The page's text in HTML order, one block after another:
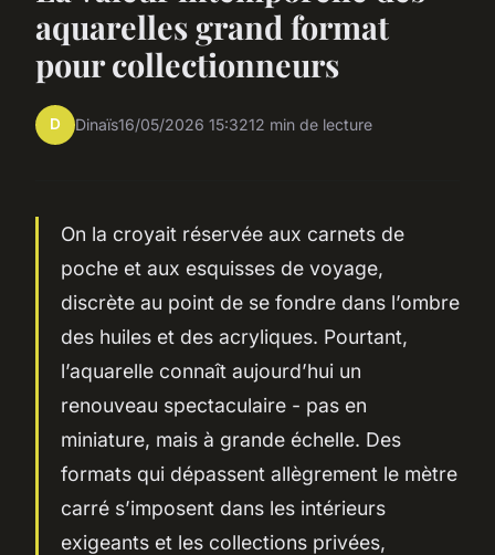
aquarelles grand format
pour collectionneurs
D Dinaïs16/05/2026 15:3212 min de lecture
On la croyait réservée aux carnets de
poche et aux esquisses de voyage,
discrète au point de se fondre dans l’ombre
des huiles et des acryliques. Pourtant,
l’aquarelle connaît aujourd’hui un
renouveau spectaculaire - pas en
miniature, mais à grande échelle. Des
formats qui dépassent allègrement le mètre
carré s’imposent dans les intérieurs
exigeants et les collections privées,